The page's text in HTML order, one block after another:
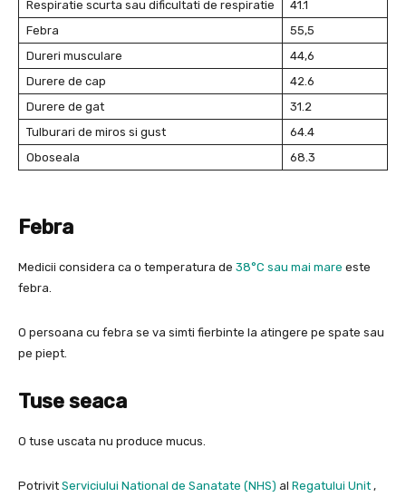
Respiratie scurta sau dificultati de respiratie
41.1
Febra
55,5
Dureri musculare
44,6
Durere de cap
42.6
Durere de gat
31.2
Tulburari de miros si gust
64.4
Oboseala
68.3
Febra
Medicii considera ca o temperatura de 38°C sau mai mare este
febra.
O persoana cu febra se va simti fierbinte la atingere pe spate sau
pe piept.
Tuse seaca
O tuse uscata nu produce mucus.
Potrivit Serviciului National de Sanatate (NHS) al Regatului Unit ,